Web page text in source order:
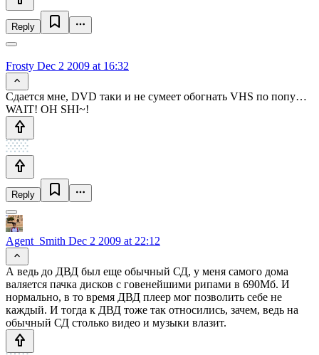
Reply
Frosty Dec 2 2009 at 16:32
Сдается мне, DVD таки и не сумеет обогнать VHS по попу…
WAIT! OH SHI~!
Reply
Agent_Smith Dec 2 2009 at 22:12
А ведь до ДВД был еще обычный СД, у меня самого дома
валяется пачка дисков с говенейшими рипами в 690Мб. И
нормально, в то время ДВД плеер мог позволить себе не
каждый. И тогда к ДВД тоже так относились, зачем, ведь на
обычный СД столько видео и музыки влазит.